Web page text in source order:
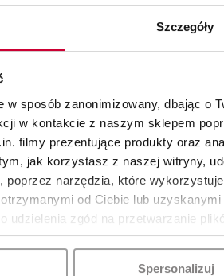
Szczegóły
sposób zanonimizowany, dbając o
w kontakcie z naszym sklepem
filmy prezentujące produkty oraz
jak korzystasz z naszej witryny,
poprzez narzędzia, które
od Ciebie lub
udzielenia zgód na przetwarzanie
Spersonalizuj